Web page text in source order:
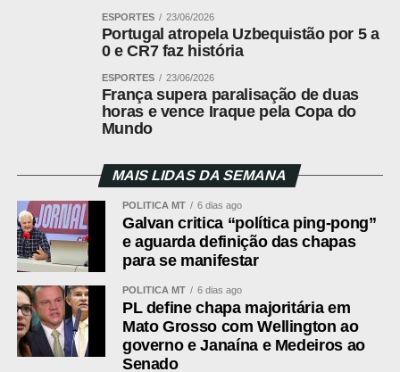
Nacional de Aprendizagem Rural de Mato Grosso (Senar MT), Cristiani
produtores de cacau na região norte do estado, por meio
da cadeia de Fruticultura Perene. Ela destaca que o
Festival do Chocolate é uma oportunidade para
apresentar o potencial da cultura e incentivar novos
agricultores a investirem na atividade.
“O Festival do Chocolate vai muito além da exposição de
produtos. É um espaço de aprendizado e valorização da
nossa cacauicultura. Neste ano, vamos apresentar a
Trilha Sensorial do Cacau ao Chocolate, onde o público
ESPORTES 23/06/2026
Portugal atropela Uzbequistão por 5 a
0 e CR7 faz história
ESPORTES 23/06/2026
França supera paralisação de duas
horas e vence Iraque pela Copa do
Mundo
MAIS LIDAS DA SEMANA
POLÍTICA MT 6 dias ago
Galvan critica “política ping-pong”
e aguarda definição das chapas
para se manifestar
POLÍTICA MT 6 dias ago
PL define chapa majoritária em
Mato Grosso com Wellington ao
governo e Janaína e Medeiros ao
Senado